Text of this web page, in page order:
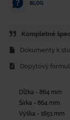
BLOG
Kompletné
Dokumenty k
Dopytový
Dĺžka - 864 mm
Šírka - 864 mm
Výška - 1651 mm